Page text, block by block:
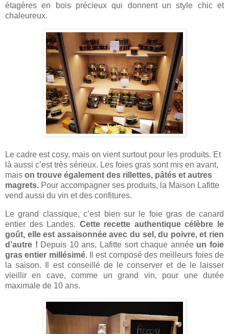
étagères en bois précieux qui donnent un style chic et
chaleureux.
Le cadre est cosy, mais on vient surtout pour les produits. Et
là aussi c’est très sérieux. Les foies gras sont mis en avant,
mais on trouve également des rillettes, pâtés et autres
magrets. Pour accompagner ses produits, la Maison Lafitte
vend aussi du vin et des confitures.
Le grand classique, c’est bien sur le foie gras de canard
entier des Landes. Cette recette authentique célèbre le
goût, elle est assaisonnée avec du sel, du poivre, et rien
d’autre ! Depuis 10 ans, Lafitte sort chaque année un foie
gras entier millésimé. Il est composé des meilleurs foies de
la saison. Il est conseillé de le conserver et de le laisser
vieillir en cave, comme un grand vin, pour une durée
maximale de 10 ans.